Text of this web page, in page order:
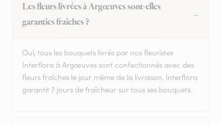
Les fleurs livrées à Argœuves sont-elles
garanties fraîches ?
Oui, tous les bouquets livrés par nos fleuristes
Interflora à Argœuves sont confectionnés avec des
fleurs fraîches le jour même de la livraison. Interflora
garantit 7 jours de fraîcheur sur tous ses bouquets.